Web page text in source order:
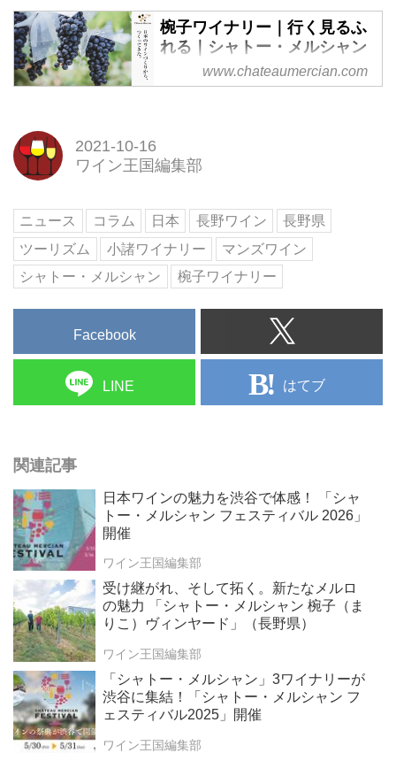
の...
で、ぜひ一度ご来場ください。小
諸ワイナリーには3000坪の日本
庭園もあり自由に散策いただけま
椀子ワイナリー｜行く見るふ
れる｜シャトー・メルシャン
『シャトー・メルシャン』は、長
と手渡されたとき、多様な物語を
醸し出します。私たちは、その物
点」の座を守りつつ、「最先端」
であることに挑んでいます。
www.chateaumercian.com
2021-10-16
ワイン王国編集部
ニュース コラム 日本 長野ワイン
長野県
ツーリズム
小諸ワイナリー
マンズワイン
シャトー・メルシャン
椀子ワイナリー
Facebook
LINE はてブ
関連記事
日本ワインの魅力を渋谷で体感！ 「シャ
トー・メルシャン フェスティバル 2026」
開催
ワイン王国編集部
受け継がれ、そして拓く。新たなメルロ
の魅力 「シャトー・メルシャン 椀子（ま
りこ）ヴィンヤード」（長野県）
ワイン王国編集部
「シャトー・メルシャン」3ワイナリーが
渋谷に集結！「シャトー・メルシャン フ
ェスティバル2025」開催
ワイン王国編集部